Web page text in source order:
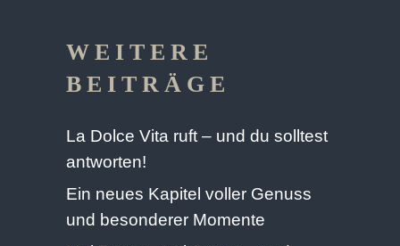
WEITERE
BEITRÄGE
La Dolce Vita ruft – und du solltest
antworten!
Ein neues Kapitel voller Genuss
und besonderer Momente